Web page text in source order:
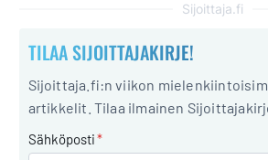
Sijoittaja.fi
TILAA SIJOITTAJAKIRJE!
Sijoittaja.fi:n viikon
artikkelit. Tilaa ilmainen
Sähköposti*